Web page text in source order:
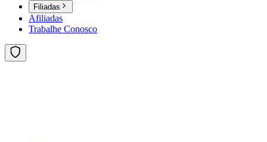
Filiadas
Afiliadas
Trabalhe Conosco